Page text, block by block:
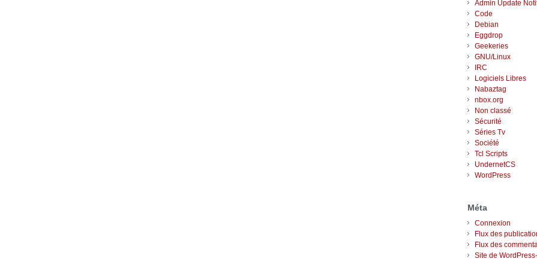
Admin Update
Code
Debian
Eggdrop
Geekeries
GNU/Linux
IRC
Logiciels Libres
Nabaztag
nbox.org
Non classé
Sécurité
Séries Tv
Société
Tcl Scripts
UndernetCS
WordPress
Méta
Connexion
Flux des
Flux des
Site de